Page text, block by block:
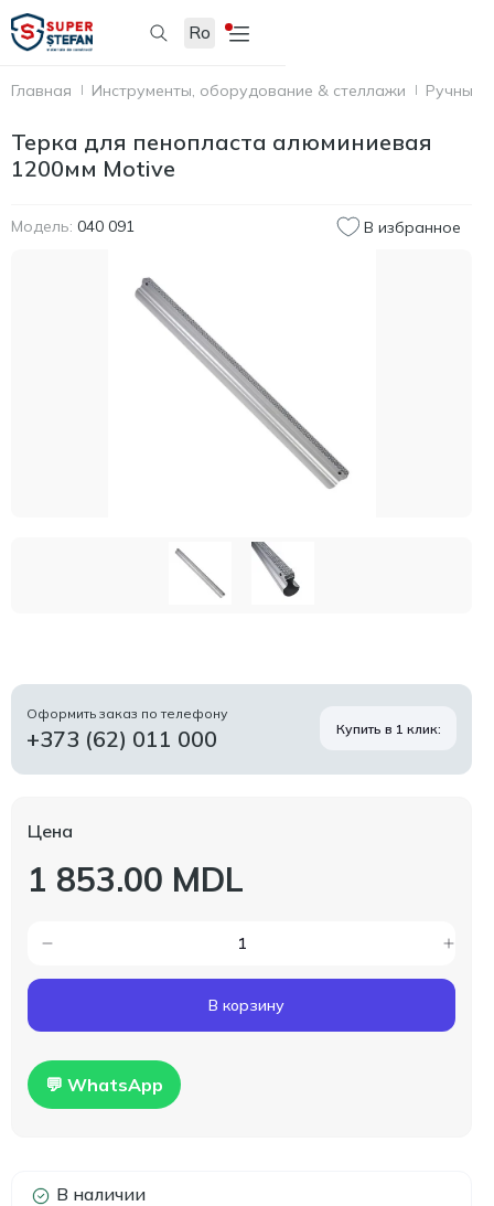
Ro
Главная Инструменты, оборудование & стеллажи Ручные
Терка для пенопласта алюминиевая
1200мм Motive
Модель: 040 091 В избранное
Оформить заказ по телефону
+373 (62) 011 000 Купить в 1 клик:
Цена
1 853.00 MDL
В корзину
💬 WhatsApp
В наличии